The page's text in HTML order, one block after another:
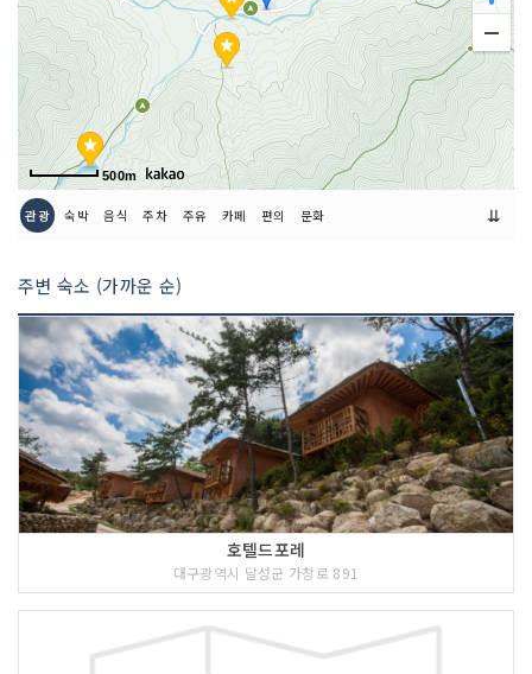
500m
관광 숙박 음식 주차 주유 카페 편의 문화 ⇊
주변 숙소 (가까운 순)
호텔드포레
대구광역시 달성군 가창로 891